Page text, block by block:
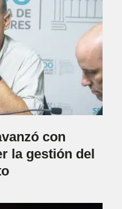
con
la gestión del